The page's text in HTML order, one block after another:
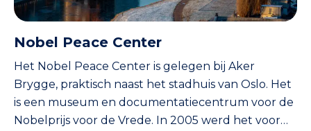
Nobel Peace Center
Het Nobel Peace Center is gelegen bij Aker
Brygge, praktisch naast het stadhuis van Oslo. Het
is een museum en documentatiecentrum voor de
Nobelprijs voor de Vrede. In 2005 werd het voor